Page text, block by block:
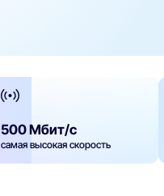
500 Мбит/с
самая высокая скорость